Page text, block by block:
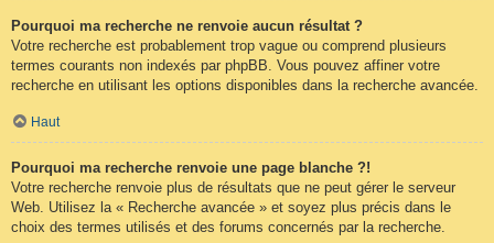
Pourquoi ma recherche ne renvoie aucun résultat ?
Votre recherche est probablement trop vague ou comprend plusieurs
termes courants non indexés par phpBB. Vous pouvez affiner votre
recherche en utilisant les options disponibles dans la recherche avancée.
Haut
Pourquoi ma recherche renvoie une page blanche ?!
Votre recherche renvoie plus de résultats que ne peut gérer le serveur
Web. Utilisez la « Recherche avancée » et soyez plus précis dans le
choix des termes utilisés et des forums concernés par la recherche.